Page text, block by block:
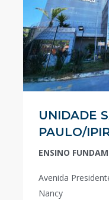
UNIDADE
PAULO/
ENSINO
Avenida
Nancy